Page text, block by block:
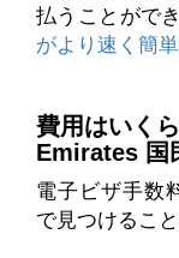
払うことがで
がより速く簡
費用はいく
Emirates 国
電子ビザ手数
で見つけるこ